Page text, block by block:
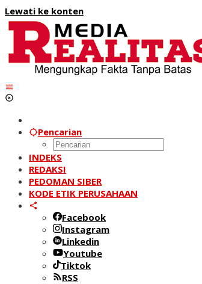
Lewati ke konten
Pencarian
INDEKS
REDAKSI
PEDOMAN SIBER
KODE ETIK PERUSAHAAN
Facebook
Instagram
Linkedin
Youtube
Tiktok
RSS